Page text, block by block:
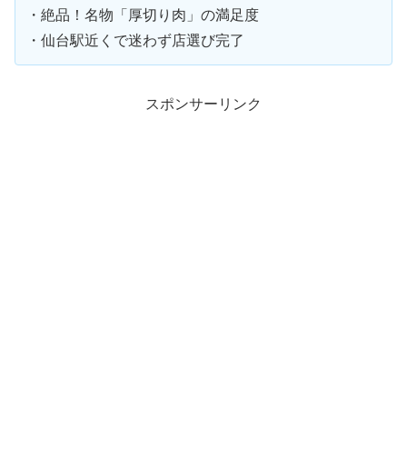
・絶品！名物「厚切り肉」の満足度
・仙台駅近くで迷わず店選び完了
スポンサーリンク